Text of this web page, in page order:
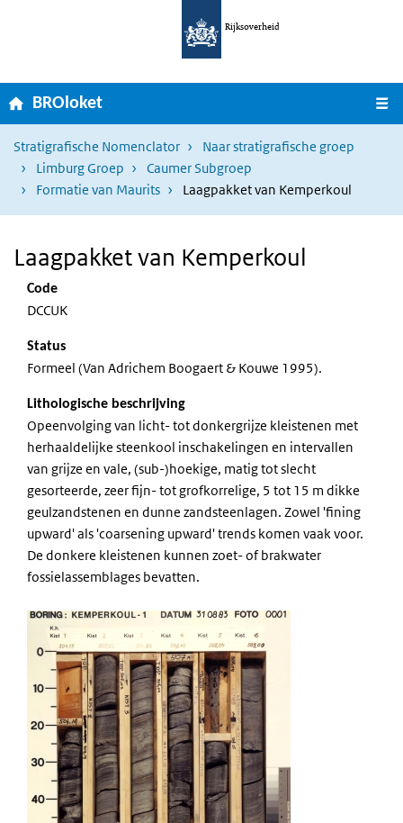
Overslaan en naar de inhoud gaan
Rijksoverheid
Home
BROloket
Stratigrafische Nomenclator
Naar stratigrafische groep
Limburg Groep
Caumer Subgroep
Formatie van Maurits
Laagpakket van Kemperkoul
Laagpakket van Kemperkoul
Code
DCCUK
Status
Formeel (Van Adrichem Boogaert & Kouwe 1995).
Lithologische beschrijving
Opeenvolging van licht- tot donkergrijze kleistenen met
herhaaldelijke steenkool inschakelingen en intervallen
van grijze en vale, (sub-)hoekige, matig tot slecht
gesorteerde, zeer fijn- tot grofkorrelige, 5 tot 15 m dikke
geulzandstenen en dunne zandsteenlagen. Zowel 'fining
upward' als 'coarsening upward' trends komen vaak voor.
De donkere kleistenen kunnen zoet- of brakwater
fossielassemblages bevatten.